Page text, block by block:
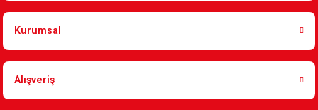
299,90 TL
Kurumsal
Alışveriş